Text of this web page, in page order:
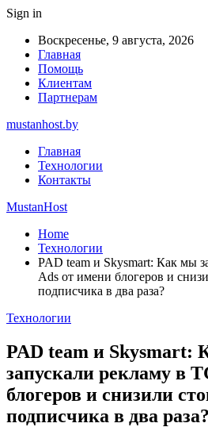
Sign in
Воскресенье, 9 августа, 2026
Главная
Помощь
Клиентам
Партнерам
mustanhost.by
Главная
Технологии
Контакты
MustanHost
Home
Технологии
PAD team и Skysmart: Как мы
Ads от имени блогеров и
подписчика в два раза?
Технологии
PAD team и Skysmart:
запускали рекламу в
блогеров и снизили
подписчика в два раза?